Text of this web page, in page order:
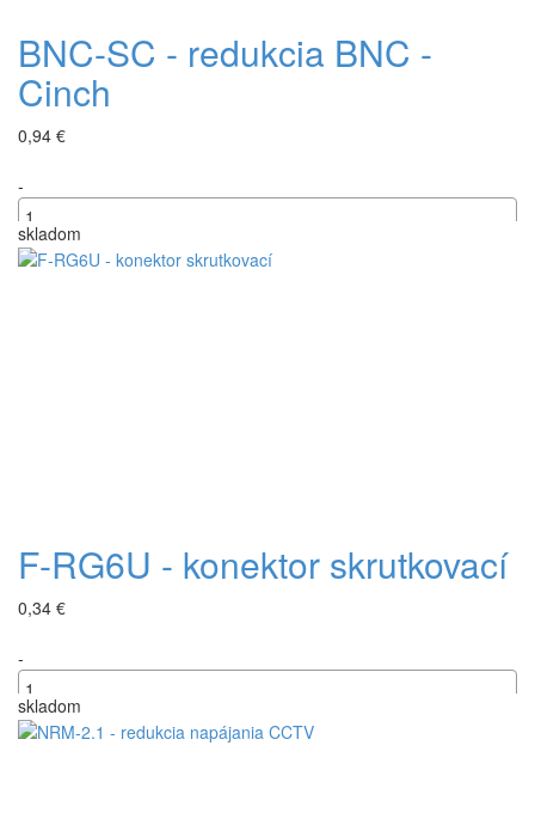
BNC-SC - redukcia BNC -
Cinch
0,94 €
-
+
skladom
F-RG6U - konektor skrutkovací
0,34 €
-
+
skladom